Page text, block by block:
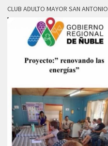
CLUB ADULTO MAYOR SAN ANTONIO